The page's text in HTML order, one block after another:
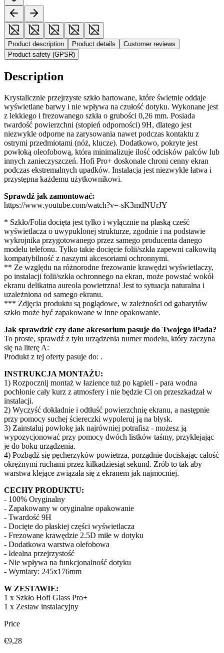
Product description Product details
Customer reviews
Product safety (GPSR)
Description
Krystalicznie przejrzyste szkło hartowane, które świetnie oddaje
wyświetlane barwy i nie wpływa na czułość dotyku. Wykonane jest
z lekkiego i frezowanego szkła o grubości 0,26 mm. Posiada
twardość powierzchni (stopień odporności) 9H, dlatego jest
niezwykle odporne na zarysowania nawet podczas kontaktu z
ostrymi przedmiotami (nóż, klucze). Dodatkowo, pokryte jest
powłoką oleofobową, która minimalizuje ilość odcisków palców lub
innych zanieczyszczeń. Hofi Pro+ doskonale chroni cenny ekran
podczas ekstremalnych upadków. Instalacja jest niezwykle łatwa i
przystępna każdemu użytkownikowi.
Sprawdź jak zamontować:
https://www.youtube.com/watch?v=-sK3mdNUrJY
* Szkło/Folia docięta jest tylko i wyłącznie na płaską cześć
wyświetlacza o uwypuklonej strukturze, zgodnie i na podstawie
wykrojnika przygotowanego przez samego producenta danego
modelu telefonu. Tylko takie docięcie folii/szkła zapewni całkowitą
kompatybilność z naszymi akcesoriami ochronnymi.
** Ze względu na różnorodne frezowanie krawędzi wyświetlaczy,
po instalacji folii/szkła ochronnego na ekran, może powstać wokół
ekranu delikatna aureola powietrzna! Jest to sytuacja naturalna i
uzależniona od samego ekranu.
*** Zdjęcia produktu są poglądowe, w zależności od gabarytów
szkło może być zapakowane w inne opakowanie.
Jak sprawdzić czy dane akcesorium pasuje do Twojego iPada?
To proste, sprawdź z tyłu urządzenia numer modelu, który zaczyna
się na literę A:
Produkt z tej oferty pasuje do: .
INSTRUKCJA MONTAŻU:
1) Rozpocznij montaż w łazience tuż po kąpieli - para wodna
pochłonie cały kurz z atmosfery i nie będzie Ci on przeszkadzał w
instalacji.
2) Wyczyść dokładnie i odtłuść powierzchnię ekranu, a następnie
przy pomocy suchej ściereczki wypoleruj ją na błysk.
3) Zainstaluj powłokę jak najrówniej potrafisz - możesz ją
wypozycjonować przy pomocy dwóch listków taśmy, przyklejając
je do boku urządzenia.
4) Pozbądź się pęcherzyków powietrza, porządnie dociskając całość
okrężnymi ruchami przez kilkadziesiąt sekund. Zrób to tak aby
warstwa klejące związała się z ekranem jak najmocniej.
CECHY PRODUKTU:
- 100% Oryginalny
- Zapakowany w oryginalne opakowanie
- Twardość 9H
- Docięte do płaskiej części wyświetlacza
- Frezowane krawędzie 2.5D miłe w dotyku
- Dodatkowa warstwa olefobowa
- Idealna przejrzystość
- Nie wpływa na funkcjonalność dotyku
- Wymiary: 245x176mm
W ZESTAWIE:
1 x Szkło Hofi Glass Pro+
1 x Zestaw instalacyjny
Price
€9,28